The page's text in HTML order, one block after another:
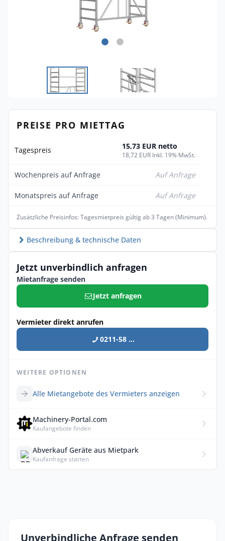
PREISE PRO MIETTAG
Tagespreis 15,73 EUR netto
18,72 EUR Inkl. 19% MwSt.
Wochenpreis auf Anfrage Auf Anfrage
Monatspreis auf Anfrage Auf Anfrage
Zusätzliche Preisinfos: Tagesmietpreis gültig ab 3 Tagen (Minimum).
Beschreibung & technische Daten
Jetzt unverbindlich anfragen
Mietanfrage senden
Jetzt anfragen
Vermieter direkt anrufen
0211-58 ...
WEITERE OPTIONEN
Alle Mietangebote des Vermieters anzeigen
Machinery-Portal.com
Kaufangebote finden
Abverkauf Geräte aus Mietpark
Kaufanfrage starten
Unverbindliche Anfrage senden